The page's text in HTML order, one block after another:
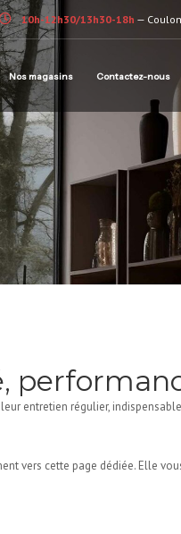
10h-12h30/13h30-18h —
Nos magasins Contactez-nous
entretien régulier,
vers cette page dédiée. Elle